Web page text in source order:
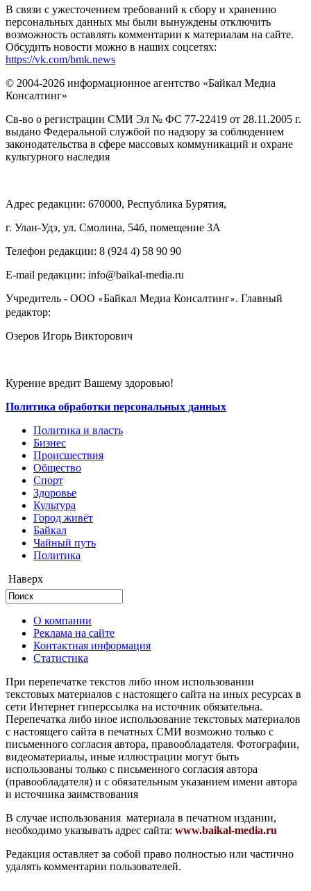
В связи с ужесточением требований к сбору и хранению
персональных данных мы были вынуждены отключить
возможность оставлять комментарии к материалам на сайте.
Обсудить новости можно в наших соцсетях:
https://vk.com/bmk.news
© 2004-2026 информационное агентство «Байкал Медиа
Консалтинг»
Св-во о регистрации СМИ Эл № ФС 77-22419 от 28.11.2005 г.
выдано Федеральной службой по надзору за соблюдением
законодательства в сфере массовых коммуникаций и охране
культурного наследия
Адрес редакции: 670000, Республика Бурятия,
г. Улан-Удэ, ул. Смолина, 54б, помещение 3А
Телефон редакции: ‎‎8 (924 4) 58 90 90
E-mail редакции: info@baikal-media.ru
Учредитель - ООО «Байкал Медиа Консалтинг». Главный
редактор:
Озеров Игорь Викторович
Курение вредит Вашему здоровью!
Политика обработки персональных данных
Политика и власть
Бизнес
Происшествия
Общество
Cпорт
Здоровье
Культура
Город живёт
Байкал
Чайный путь
Политика
Наверх
О компании
Реклама на сайте
Контактная информация
Статистика
При перепечатке текстов либо ином использовании
текстовых материалов с настоящего сайта на иных ресурсах в
сети Интернет гиперссылка на источник обязательна.
Перепечатка либо иное использование текстовых материалов
с настоящего сайта в печатных СМИ возможно только с
письменного согласия автора, правообладателя. Фотографии,
видеоматериалы, иные иллюстрации могут быть
использованы только с письменного согласия автора
(правообладателя) и с обязательным указанием имени автора
и источника заимствования
В случае использования материала в печатном издании,
необходимо указывать адрес сайта: www.baikal-media.ru
Редакция оставляет за собой право полностью или частично
удалять комментарии пользователей.